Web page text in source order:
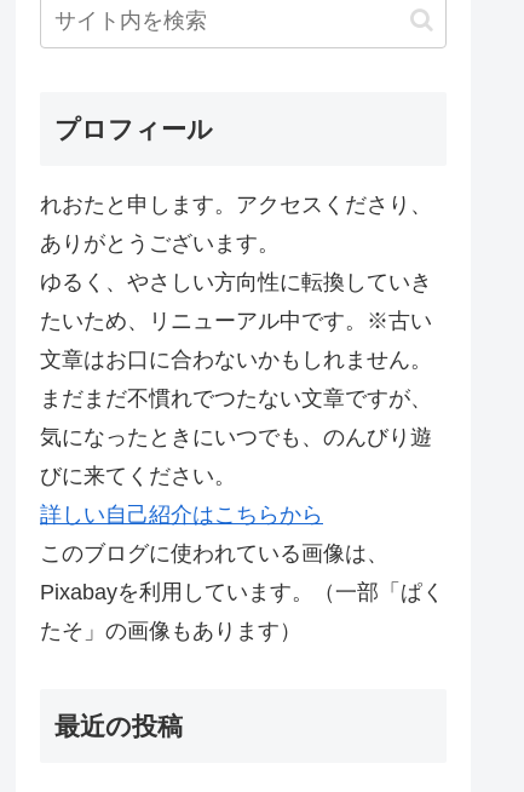
プロフィール
れおたと申します。アクセスくださり、
ありがとうございます。
ゆるく、やさしい方向性に転換していき
たいため、リニューアル中です。※古い
文章はお口に合わないかもしれません。
まだまだ不慣れでつたない文章ですが、
気になったときにいつでも、のんびり遊
びに来てください。
詳しい自己紹介はこちらから
このブログに使われている画像は、
Pixabayを利用しています。（一部「ぱく
たそ」の画像もあります）
最近の投稿